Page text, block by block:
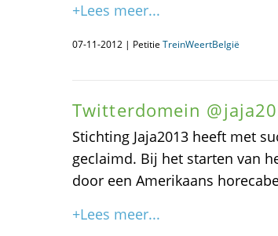
+Lees meer...
07-11-2012 | Petitie TreinWeertBelgië
Twitterdomein
Stichting Jaja2013 heeft met
geclaimd. Bij het starten van
door een Amerikaans
+Lees meer...